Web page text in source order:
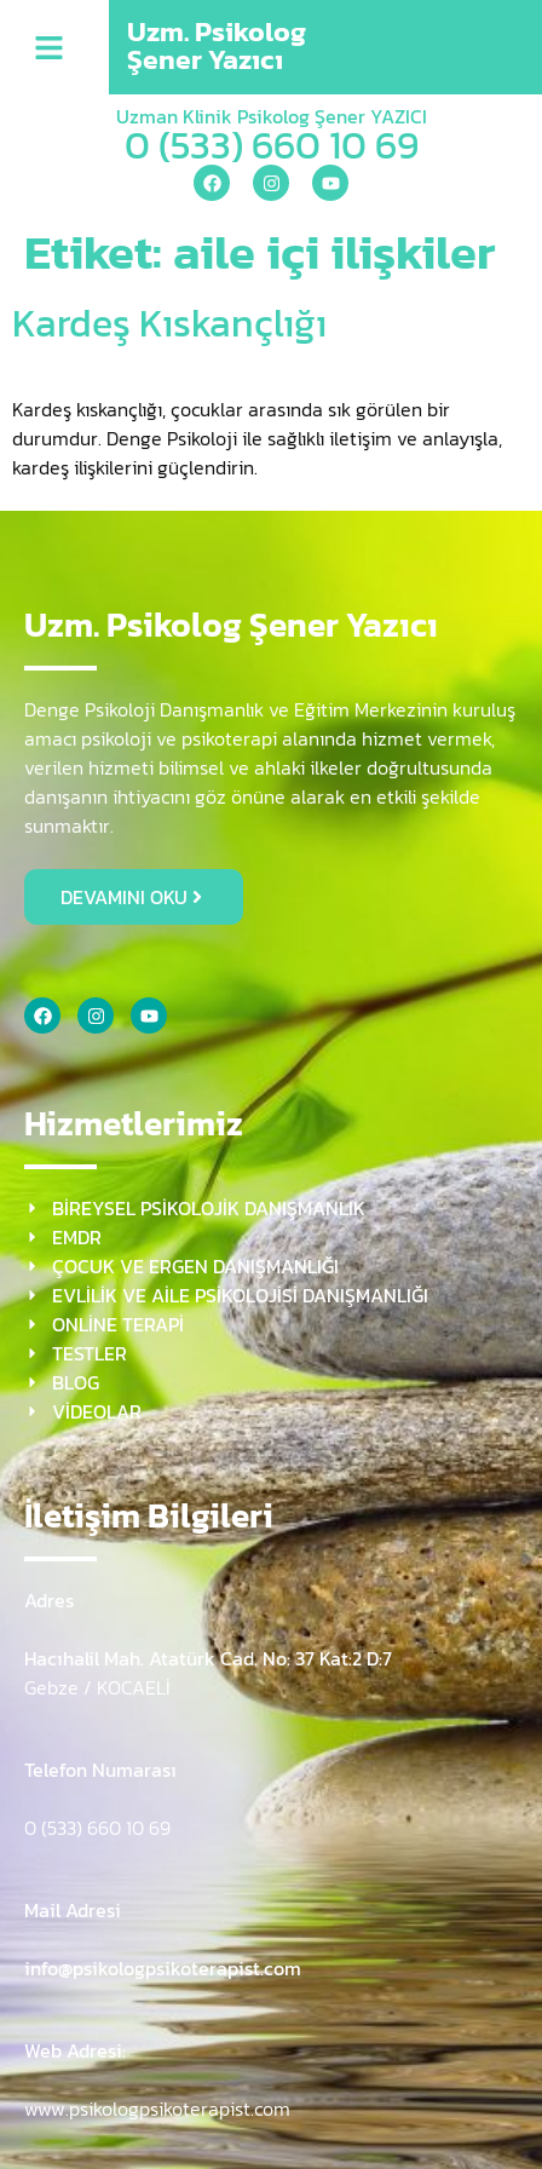
Uzm. Psikolog
Şener Yazıcı
Uzman Klinik Psikolog Şener YAZICI
0 (533) 660 10 69
Etiket:aile içi ilişkiler
Kardeş Kıskançlığı
Kardeş kıskançlığı, çocuklar arasında sık görülen bir
durumdur. Denge Psikoloji ile sağlıklı iletişim ve anlayışla,
kardeş ilişkilerini güçlendirin.
Uzm. Psikolog Şener Yazıcı
Denge Psikoloji Danışmanlık ve Eğitim Merkezinin kuruluş
amacı psikoloji ve psikoterapi alanında hizmet vermek,
verilen hizmeti bilimsel ve ahlaki ilkeler doğrultusunda
danışanın ihtiyacını göz önüne alarak en etkili şekilde
sunmaktır.
DEVAMINI OKU
Hizmetlerimiz
BİREYSEL PSİKOLOJİK DANIŞMANLIK
EMDR
ÇOCUK VE ERGEN DANIŞMANLIĞI
EVLİLİK VE AİLE PSİKOLOJİSİ DANIŞMANLIĞI
ONLİNE TERAPİ
TESTLER
BLOG
VİDEOLAR
İletişim Bilgileri
Adres
Hacıhalil Mah. Atatürk Cad. No: 37 Kat:2 D:7
Gebze / KOCAELİ
Telefon Numarası
0 (533) 660 10 69
Mail Adresi
info@psikologpsikoterapist.com
Web Adresi:
www.psikologpsikoterapist.com